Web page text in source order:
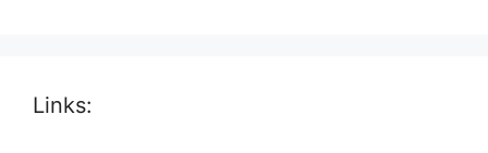
Links: